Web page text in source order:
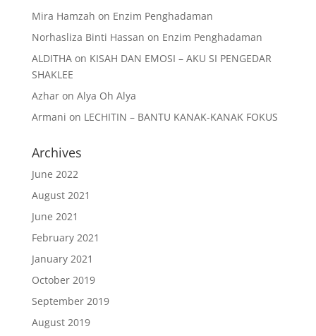
Mira Hamzah on Enzim Penghadaman
Norhasliza Binti Hassan on Enzim Penghadaman
ALDITHAon KISAH DAN EMOSI – AKU SI PENGEDAR
SHAKLEE
Azharon Alya Oh Alya
Armani on LECHITIN – BANTU KANAK-KANAK FOKUS
Archives
June 2022
August 2021
June 2021
February 2021
January 2021
October 2019
September 2019
August 2019